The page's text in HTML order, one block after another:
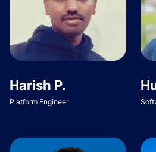
Harish P.
Platform Engineer